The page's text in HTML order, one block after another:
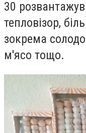
30
тепловізор,
зокрема
м'ясо тощо.